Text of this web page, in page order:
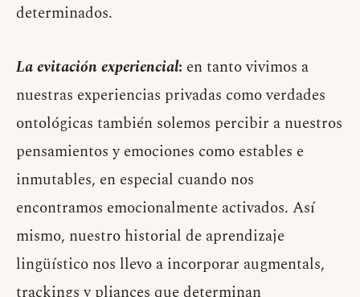
determinados.
La evitación experiencial: en tanto vivimos a
nuestras experiencias privadas como verdades
ontológicas también solemos percibir a nuestros
pensamientos y emociones como estables e
inmutables, en especial cuando nos
encontramos emocionalmente activados. Así
mismo, nuestro historial de aprendizaje
lingüístico nos llevo a incorporar augmentals,